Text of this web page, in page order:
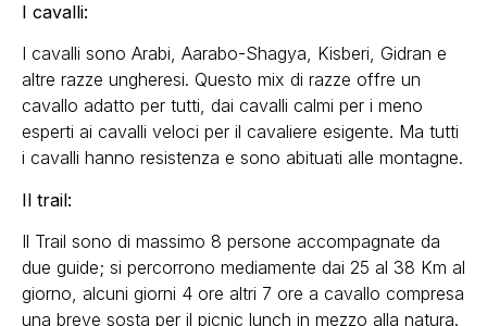
I cavalli:
I cavalli sono Arabi, Aarabo-Shagya, Kisberi, Gidran e
altre razze ungheresi. Questo mix di razze offre un
cavallo adatto per tutti, dai cavalli calmi per i meno
esperti ai cavalli veloci per il cavaliere esigente. Ma tutti
i cavalli hanno resistenza e sono abituati alle montagne.
Il trail:
Il Trail sono di massimo 8 persone accompagnate da
due guide; si percorrono mediamente dai 25 al 38 Km al
giorno, alcuni giorni 4 ore altri 7 ore a cavallo compresa
una breve sosta per il picnic lunch in mezzo alla natura.